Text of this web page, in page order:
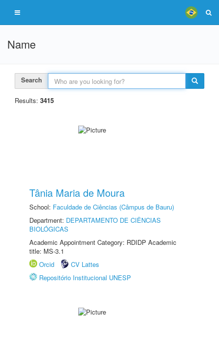
Name
Search
Results: 3415
Tânia Maria de Moura
School: Faculdade de Ciências (Câmpus de Bauru)
Department: DEPARTAMENTO DE CIÊNCIAS
BIOLÓGICAS
Academic Appointment Category: RDIDP Academic
title: MS-3.1
Orcid
CV Lattes
Repositório Institucional UNESP